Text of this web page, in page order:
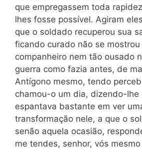
que empregassem toda
lhes fosse possível. Agiram
que o soldado recuperou sua
ficando curado não se
companheiro nem tão ousado
guerra como fazia antes, de
Antígono mesmo, tendo
chamou-o um dia, dizendo-lhe
espantava bastante em ver
transformação nele, a que o
senão aquela ocasião,
me tendes, senhor, vós